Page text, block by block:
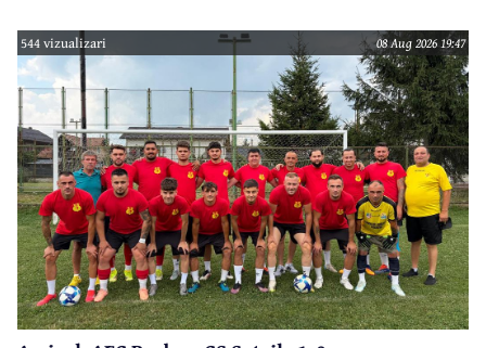
544 vizualizari 08 Aug 2026 19:47